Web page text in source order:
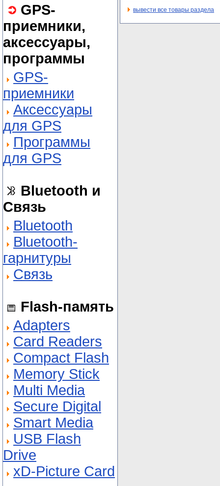
GPS-
приемники,
аксессуары,
программы
GPS-
приемники
Аксессуары
для GPS
Программы
для GPS
Bluetooth и
Связь
Bluetooth
Bluetooth-
гарнитуры
Связь
Flash-память
Adapters
Card Readers
Compact Flash
Memory Stick
Multi Media
Secure Digital
Smart Media
USB Flash
Drive
xD-Picture Card
вывести все товары раздела